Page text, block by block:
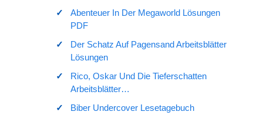
Abenteuer In Der Megaworld Lösungen
PDF
Der Schatz Auf Pagensand Arbeitsblätter
Lösungen
Rico, Oskar Und Die Tieferschatten
Arbeitsblätter…
Biber Undercover Lesetagebuch